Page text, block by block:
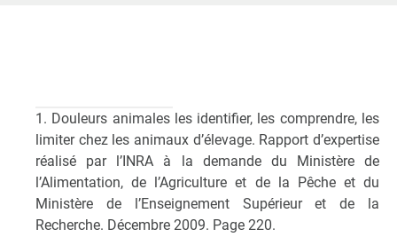
1. Douleurs animales les identifier, les comprendre, les
limiter chez les animaux d’élevage. Rapport d’expertise
réalisé par l’INRA à la demande du Ministère de
l’Alimentation, de l’Agriculture et de la Pêche et du
Ministère de l’Enseignement Supérieur et de la
Recherche. Décembre 2009. Page 220.